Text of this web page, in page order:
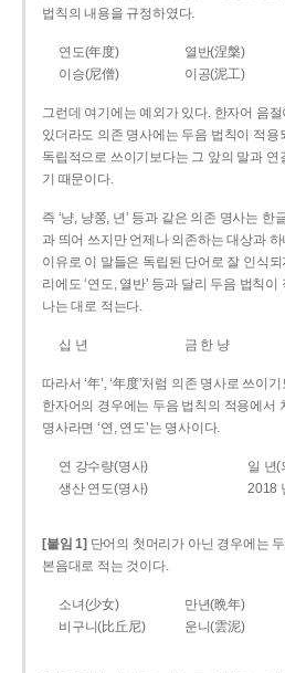
법칙의 내용을 규정하였다.
연도(年度) 열반(涅槃)
이승(尼僧)
이공(泥工)
그런데 여기에는 예외가 있다. 한자어 음절
있더라도 의존 명사에는 두음 법칙이 적용
독립적으로 쓰이기보다는 그 앞의 말과
기 때문이다.
즉 ‘냥, 냥쭝, 년’ 등과 같은 의존 명사는
과 띄어 쓰지만 언제나 의존하는 대상과
이유로 이 말들은 독립된 단어로 잘 인식
리에도 ‘연도, 열반’ 등과 달리 두음 법칙
나는 대로 적는다.
십 년 금 한 냥
따라서 ‘年’, ‘年度’처럼 의존 명사로 쓰이
한자어의 경우에는 두음 법칙의 적용에서
명사라면 ‘연, 연도’는 명사이다.
연 강수량(명사)
일 년(
생산 연도(명사)
2018
[붙임 1] 단어의 첫머리가 아닌 경우에는
본음대로 적는 것이다.
소녀(少女) 만년(晩年)
비구니(比丘尼)
운니(雲泥)